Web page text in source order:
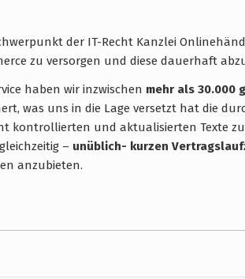
der IT-Recht Kanzlei
zu versorgen und diese dauerhaft
haben wir inzwischen mehr als 30.000
was uns in die Lage versetzt hat die
kontrollierten und aktualisierten Texte
– unüblich- kurzen
anzubieten.